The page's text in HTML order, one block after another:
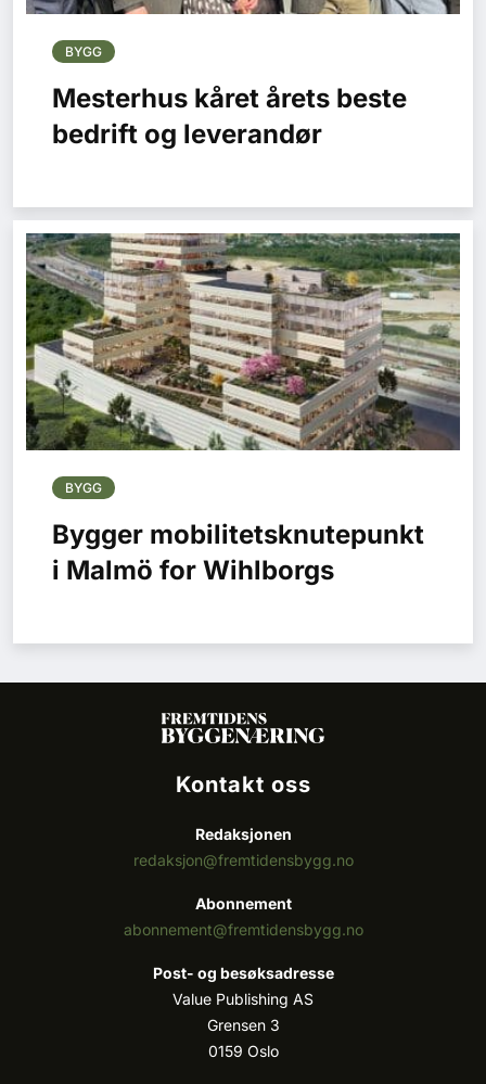
BYGG
Mesterhus kåret årets beste
bedrift og leverandør
BYGG
Bygger mobilitetsknutepunkt
i Malmö for Wihlborgs
Kontakt oss
Redaksjonen
redaksjon@fremtidensbygg.no
Abonnement
abonnement@fremtidensbygg.no
Post- og besøksadresse
Value Publishing AS
Grensen 3
0159 Oslo